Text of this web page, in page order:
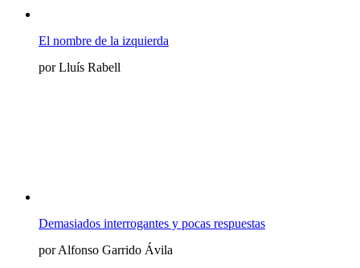
El nombre de la izquierda
por Lluís Rabell
Demasiados interrogantes y pocas respuestas
por Alfonso Garrido Ávila